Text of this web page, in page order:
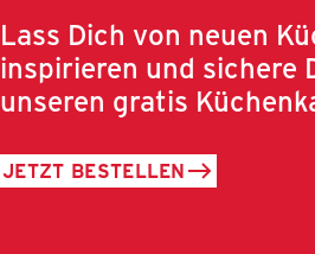
Lass Dich von neuen
inspirieren und sichere
unseren gratis
JETZT BESTELLEN